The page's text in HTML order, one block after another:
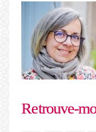
Retrouve-